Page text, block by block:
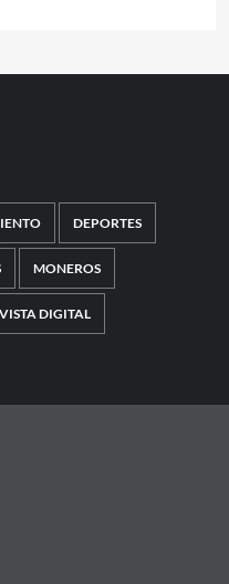
DEPORTES
MONEROS
DIGITAL